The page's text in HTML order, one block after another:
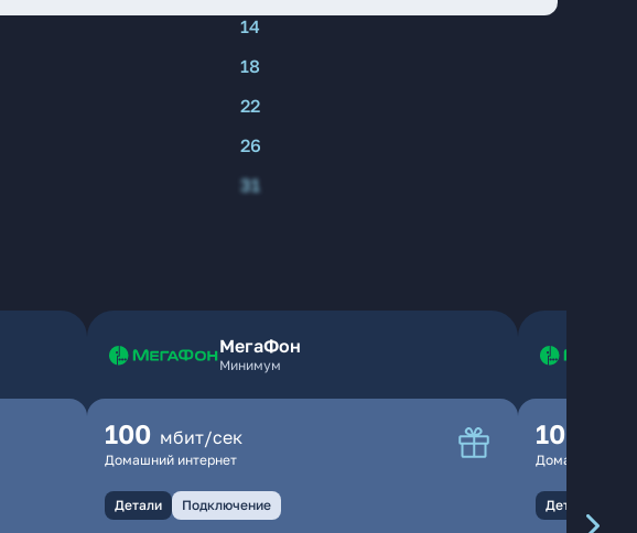
14
18
22
26
31
МегаФон
Минимум
100 мбит/сек
Домашний интернет
Детали Подключение
100
Домашний
Детали